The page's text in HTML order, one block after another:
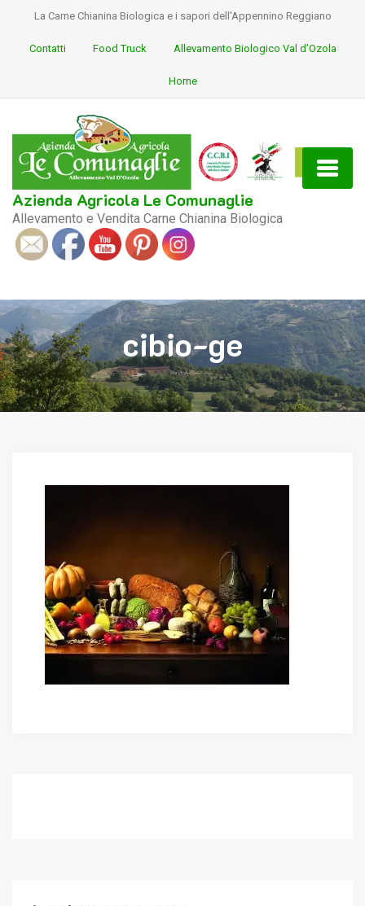
La Carne Chianina Biologica e i sapori dell'Appennino Reggiano
Contatti Food Truck Allevamento Biologico Val d’Ozola
Home
Azienda Agricola Le Comunaglie
Allevamento e Vendita Carne Chianina Biologica
Social
cibio-ge